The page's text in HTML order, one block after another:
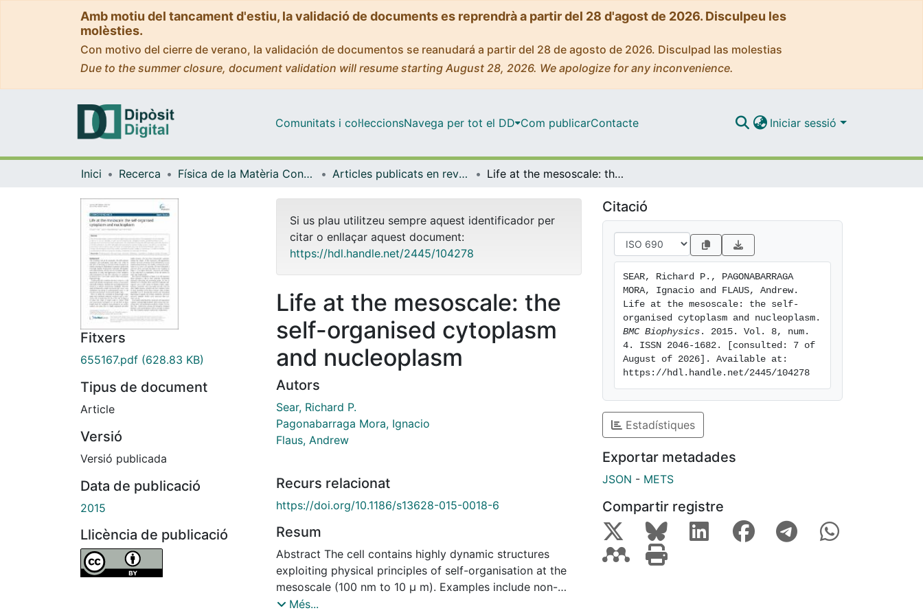
Amb motiu del tancament d'estiu, la validació de documents es reprendrà a partir del 28 d'agost de 2026. Disculpeu les
molèsties.
Con motivo del cierre de verano, la validación de documentos se reanudará a partir del 28 de agosto de 2026. Disculpad las molestias
Due to the summer closure, document validation will resume starting August 28, 2026. We apologize for any inconvenience.
Comunitats i col·leccionsNavega per tot el DD Com publicarContacte Iniciar sessió
Inici Recerca Física de la Matèria Condensada Articles publicats en revistes (Física de la Matèria Condensada) Life at the mesoscale: the self-organised cytoplasm and nucleoplasm
Fitxers
655167.pdf (628.83 KB)
Tipus de document
Article
Versió
Versió publicada
Data de publicació
2015
Llicència de publicació
Si us plau utilitzeu sempre aquest identificador per
citar o enllaçar aquest document:
https://hdl.handle.net/2445/104278
Life at the mesoscale: the
self-organised cytoplasm
and nucleoplasm
Autors
Sear, Richard P.
Pagonabarraga Mora, Ignacio
Flaus, Andrew
Recurs relacionat
https://doi.org/10.1186/s13628-015-0018-6
Resum
Abstract The cell contains highly dynamic structures
exploiting physical principles of self-organisation at the
mesoscale (100 nm to 10 μ m). Examples include non-
membrane bound cytoplasmic bodies, cytoskeleton-
Més...
Citació
SEAR, Richard P., PAGONABARRAGA
MORA, Ignacio and FLAUS, Andrew.
Life at the mesoscale: the self-
BMC Biophysics . 2015. Vol. 8, num.
4. ISSN 2046-1682. [consulted: 7 of
August of 2026]. Available at:
https://hdl.handle.net/2445/104278
Estadístiques
Exportar metadades
JSON - METS
Compartir registre